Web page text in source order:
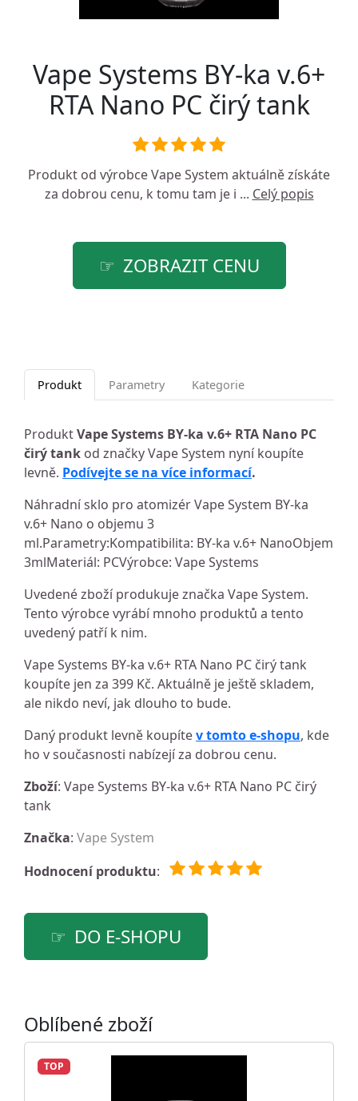
Vape Systems BY-ka v.6+
RTA Nano PC čirý tank
Produkt od výrobceVape System aktuálně získáte
za dobrou cenu, k tomu tam je i ... Celý popis
ZOBRAZIT CENU
Produkt Parametry Kategorie
ProduktVape Systems BY-ka v.6+ RTA Nano PC
čirý tank od značky Vape System nyní koupíte
levně. Podívejte se na více informací.
Náhradní sklo pro atomizér Vape System BY-ka
v.6+ Nano o objemu 3
ml.Parametry:Kompatibilita: BY-ka v.6+ NanoObjem
3mlMateriál: PCVýrobce: Vape Systems
Uvedené zboží produkuje značka Vape System.
Tento výrobce vyrábí mnoho produktů a tento
uvedený patří k nim.
Vape Systems BY-ka v.6+ RTA Nano PC čirý tank
koupíte jen za 399 Kč. Aktuálně je ještě skladem,
ale nikdo neví, jak dlouho to bude.
Daný produkt levně koupítev tomto e-shopu, kde
ho v současnosti nabízejí za dobrou cenu.
Zboží: Vape Systems BY-ka v.6+ RTA Nano PC čirý
tank
Značka: Vape System
Hodnocení produktu:
DO E-SHOPU
Oblíbené zboží
TOP